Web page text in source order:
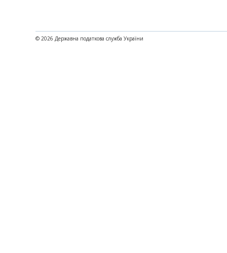
© 2026 Державна податкова служба України